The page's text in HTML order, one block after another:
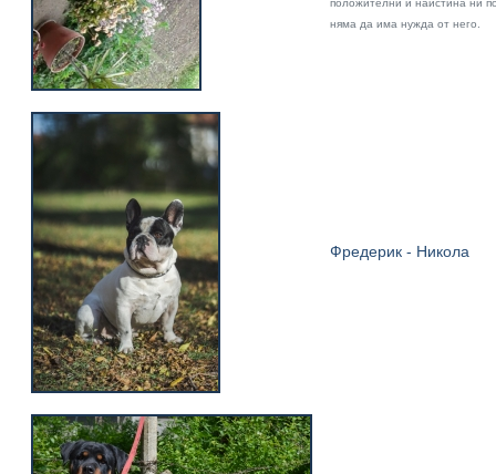
положителни и наистина ни
няма да има нужда от него.
Фредерик - Никола